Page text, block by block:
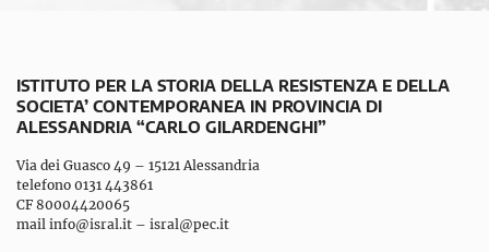
ISTITUTO PER LA STORIA DELLA RESISTENZA E DELLA
SOCIETA’ CONTEMPORANEA IN PROVINCIA DI
ALESSANDRIA “CARLO GILARDENGHI”
Via dei Guasco 49 – 15121 Alessandria
telefono 0131 443861
CF 80004420065
mail info@isral.it – isral@pec.it